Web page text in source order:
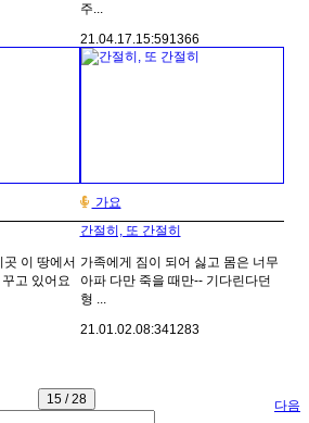
주...
21.04.17.15:591366
곳 이 땅에서
고 있어요
가요
간절히, 또 간절히
가족에게 짐이 되어 싫고 몸은 너무
아파 다만 죽을 때만-- 기다린다던
형 ...
21.01.02. 08:341283
15 / 28 다음